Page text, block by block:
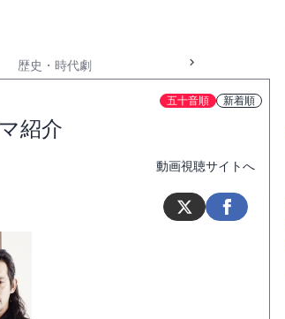
歴史・時代劇
五十音順 新着順
紹介
動画視聴サイトへ